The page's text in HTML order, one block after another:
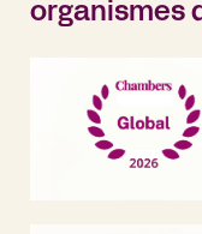
organismes